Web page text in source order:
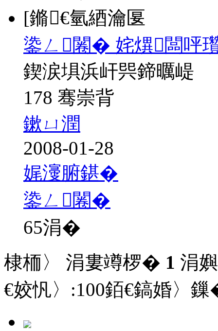
[鏅€氫綇瀹匽
鍌ㄥ闂� 姹熼闆呯
鍥涙埧浜屽巺鍗曞崼
178 骞崇背
鏉ㄩ潤
2008-01-28
娓濅腑鍖�
鍌ㄥ闂�
65涓�
棣栭〉 涓婁竴椤� 1 涓
€姣忛〉:100銆€鎬婚〉